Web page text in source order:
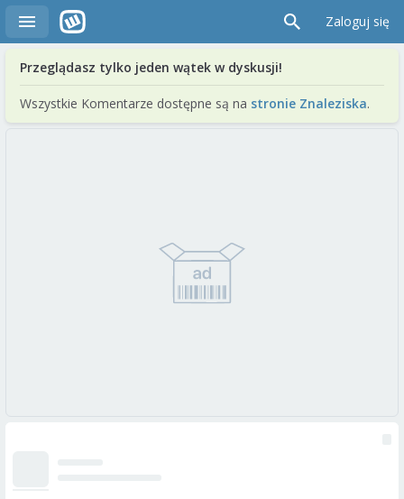
Zaloguj się
Przeglądasz tylko jeden wątek w dyskusji!
Wszystkie Komentarze dostępne są na stronie Znaleziska.